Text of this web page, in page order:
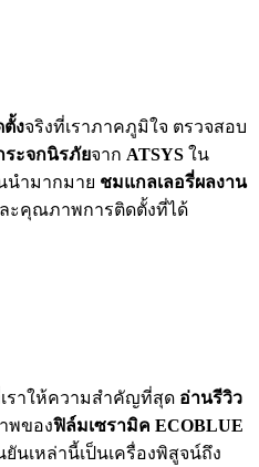
ตั้งจริงที่เราภาคภูมิใจ ตรวจสอบ
ระจกนิรภัยจาก ATSYS ใน
นำมากมาย ชมแกลเลอรี่ผลงาน
ะคุณภาพการติดตั้งที่ได้
ราให้ความสำคัญที่สุด อ่านรีวิว
พของฟิล์มเซรามิค ECOBLUE
ยันเหล่านี้เป็นเครื่องพิสูจน์ถึง